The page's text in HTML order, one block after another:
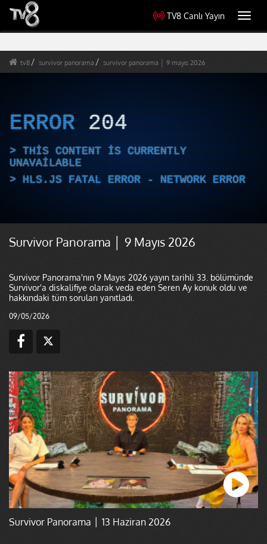
TV8 Canlı Yayın
tv8 survivor panorama survivor panorama │ 9 mayıs 2026
ERROR 204
THIS CONTENT IS CURRENTLY
UNAVAILABLE
HLS.JS FATAL ERROR - NETWORK ERROR
Survivor Panorama │ 9 Mayıs 2026
Survivor Panorama'nın 9 Mayıs 2026 yayın tarihli 33. bölümünde
Survivor'a diskalifiye olarak veda eden Seren Ay konuk oldu ve
hakkındaki tüm soruları yanıtladı.
09/05/2026
Survivor Panorama │ 13 Haziran 2026